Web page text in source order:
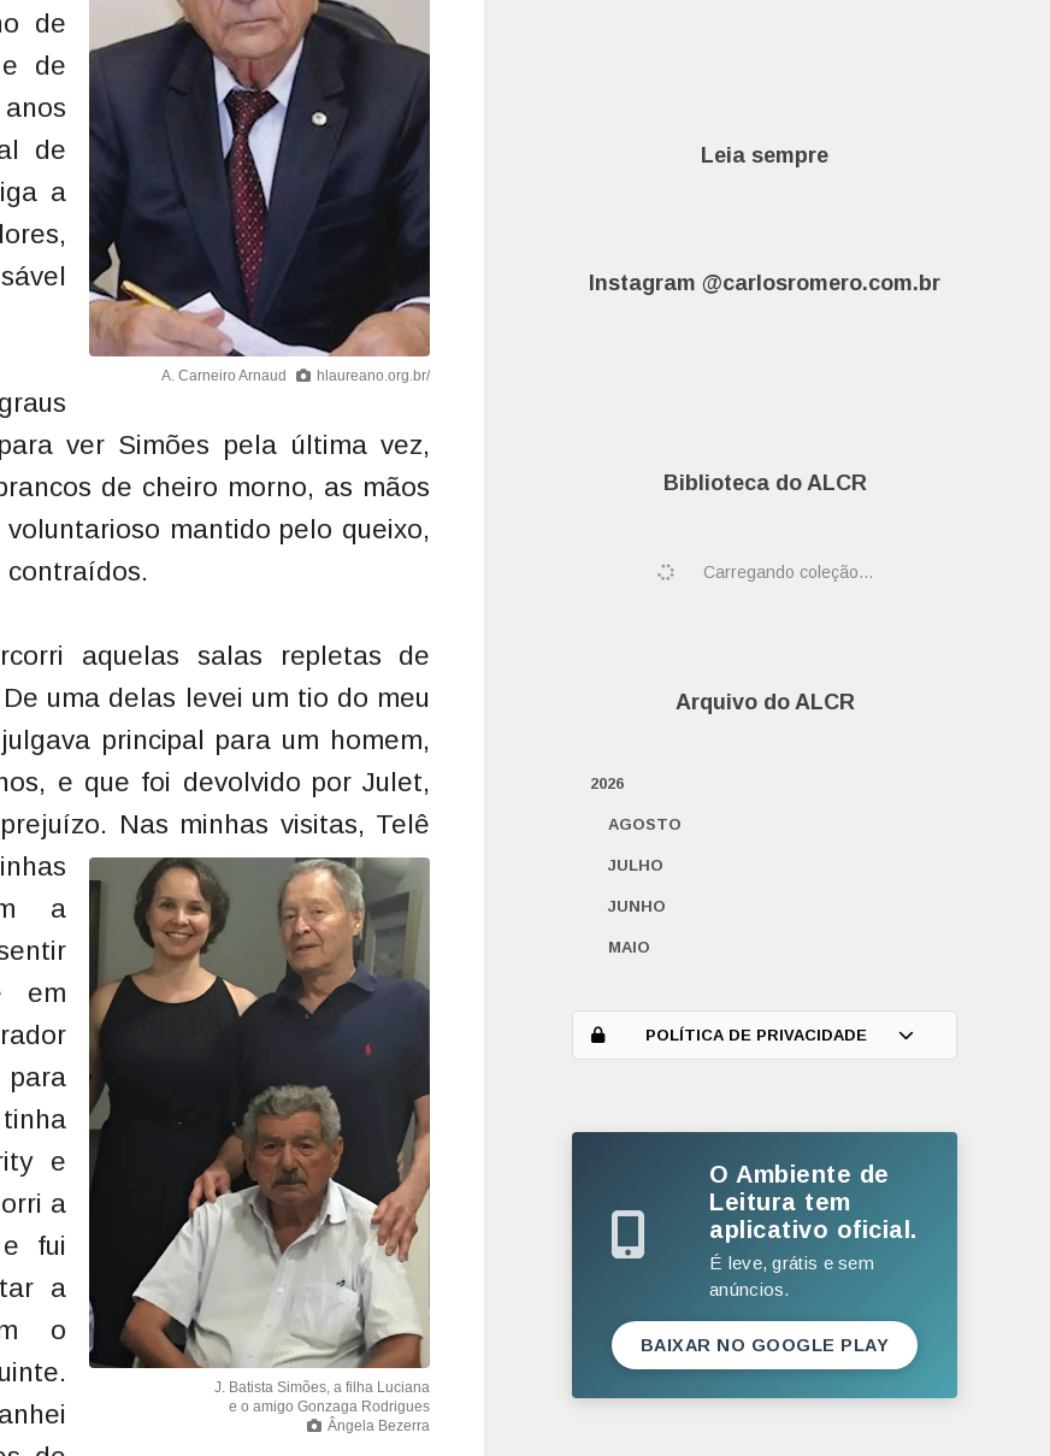
A. Carneiro Arnaud hlaureano.org.br/
de
de
de
a
ver Simões pela última vez,
de cheiro morno, as mãos
mantido pelo queixo,
contraídos.
aquelas salas repletas de
uma delas levei um tio do meu
principal para um homem,
e que foi devolvido por Julet,
Nas minhas
J. Batista Simões, a filha Luciana
e o amigo Gonzaga Rodrigues
Ângela Bezerra
visitas, Telê
a
em
para
e
a
fui
a
o
Leia sempre
Instagram @carlosromero.com.br
Biblioteca do ALCR
Carregando coleção...
Arquivo do ALCR
2026
AGOSTO
JULHO
JUNHO
MAIO
MARÇO
DEZEMBRO
NOVEMBRO
SETEMBRO
POLÍTICA DE PRIVACIDADE
O Ambiente de
Leitura tem
aplicativo oficial.
É leve, grátis e sem
anúncios.
BAIXAR NO GOOGLE PLAY